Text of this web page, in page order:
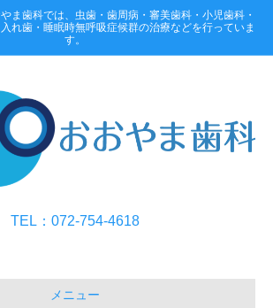
ま歯科では、虫歯・歯周病・審美歯科・小児歯科・
れ歯・睡眠時無呼吸症候群の治療などを行っていま
す。
TEL：072-754-4618
メニュー